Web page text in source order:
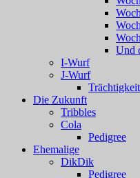
Und
I-Wurf
J-Wurf
Die Zukunft
Tribbles
Cola
Pedigree
Ehemalige
DikDik
Pedigree